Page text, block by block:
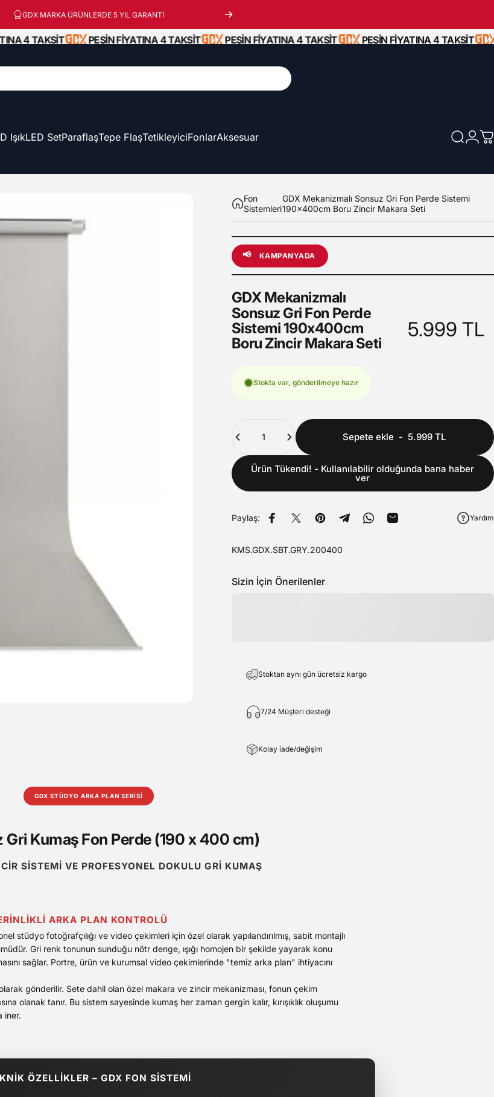
GDX MARKA ÜRÜNLERDE 5 YIL GARANTİ
4 TAKSİT PEŞİN FİYATINA 4 TAKSİT PEŞİN FİYATINA 4 TAKSİT PEŞİN FİYATINA 4 TAKSİT
IşıkLED SetParaflaşTepe FlaşTetikleyiciFonlarAksesuar AraGiriş
Fon
Sistemleri
GDX Mekanizmalı Sonsuz Gri Fon Perde Sistemi
190x400cm Boru Zincir Makara Seti
📢 KAMPANYADA
GDXMekanizmalı
Sonsuz Gri Fon Perde
Sistemi190x400cm
Boru ZincirMakara Seti
5.999 TL
Stokta var, gönderilmeye hazır
Sepete ekle - 5.999 TL
Ürün Tükendi! - Kullanılabilir olduğunda bana haber
ver
Paylaş: Facebook'ta Paylaş
Twitter'da tweet at
Pinterest'teki Pin
Telegram'da Paylaş
WhatsApp'ta paylaş
E-posta ile paylaş Yardım
KMS.GDX.SBT.GRY.200400
Sizin İçin Önerilenler
Stoktan aynı gün ücretsiz kargo
7/24 Müşteri desteği
Kolay iade/değişim
GDX STÜDYO ARKA PLAN SERİSİ
Gri Kumaş Fon Perde (190 x 400 cm)
SISTEMI VE PROFESYONEL DOKULU GRI KUMAŞ
ARKA PLAN KONTROLÜ
stüdyo fotoğrafçılığı ve video çekimleri için özel olarak yapılandırılmış, sabit montajlı
Gri renk tonunun sunduğu nötr denge, ışığı homojen bir şekilde yayarak konu
sağlar. Portre, ürün ve kurumsal video çekimlerinde "temiz arka plan" ihtiyacını
gönderilir. Sete dahil olan özel makara ve zincir mekanizması, fonun çekim
olanak tanır. Bu sistem sayesinde kumaş her zaman gergin kalır, kırışıklık oluşumu
iner.
ÖZELLİKLER – GDX FON SİSTEMİ